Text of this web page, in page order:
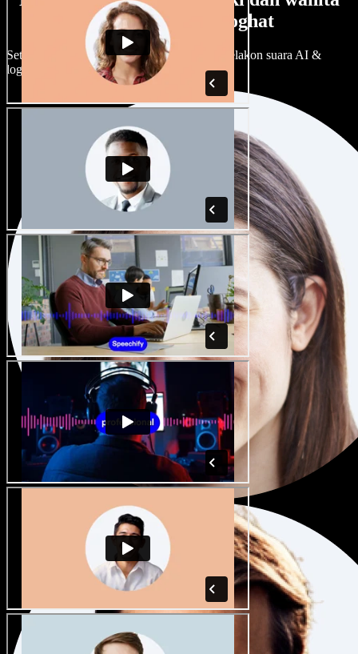
dengan pelbagai loghat
Setiap projek boleh jadi unik. Pilih ratusan pelakon suara AI &
loghat, laraskan ikut cita rasa anda.